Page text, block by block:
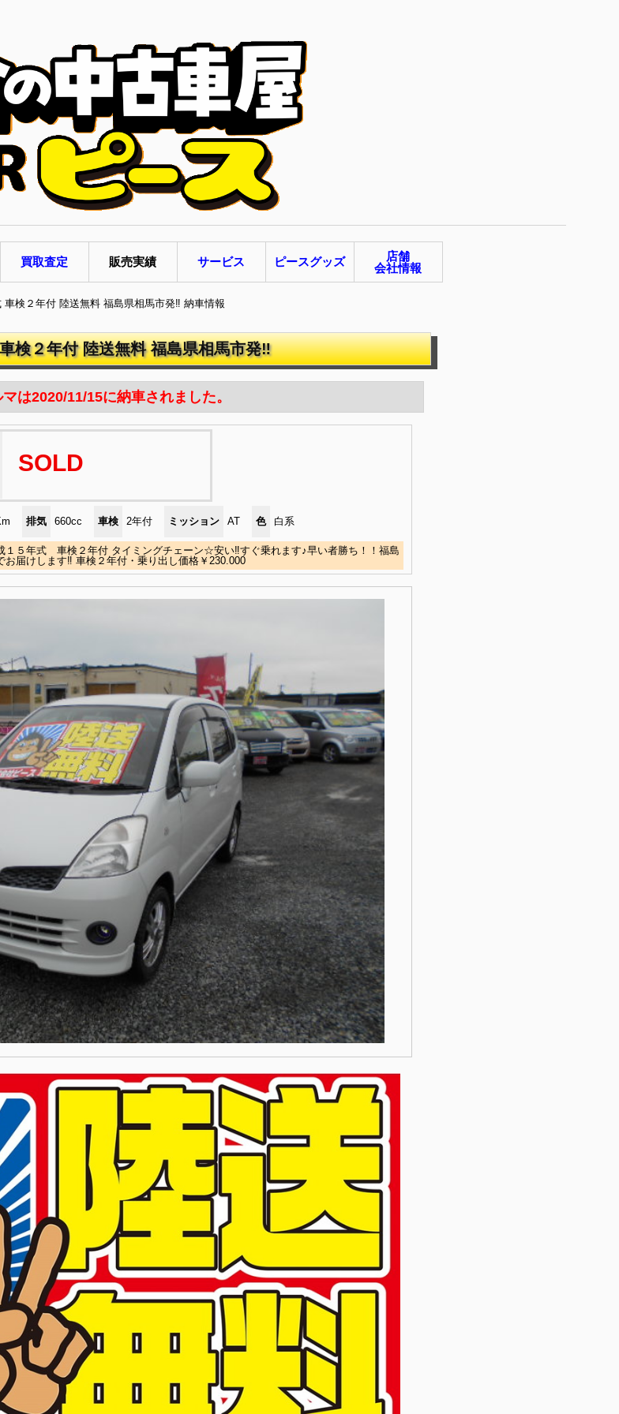
買取査定 販売実績 サービス ピースグッズ
店舗
会社情報
検２年付 陸送無料 福島県相馬市発‼ 納車情報
検２年付 陸送無料 福島県相馬市発‼
は2020/11/15に納車されました。
SOLD
排気 660cc 車検 2年付 ミッション AT 色 白系
年式 車検２年付 タイミングチェーン☆安い‼すぐ乗れます♪早い者勝ち！！福島
お届けします‼ 車検２年付・乗り出し価格￥230.000